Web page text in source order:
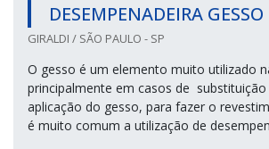
DESEMPENADEIRA GESSO
GIRALDI / SÃO PAULO - SP
O gesso é um elemento muito utilizado
principalmente em casos de
aplicação do gesso, para fazer o
é muito comum a utilização de